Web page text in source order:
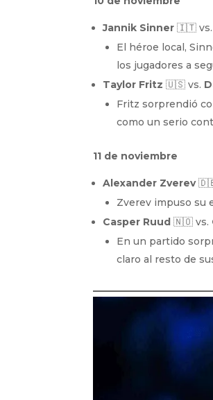
Jannik Sinner 🇮🇹
El héroe local,
los jugadores a
Taylor Fritz 🇺🇸 vs.
Fritz sorprendió
como un serio
11 de noviembre
Alexander Zverev
Zverev impuso su
Casper Ruud 🇳🇴 vs.
En un partido
claro al resto de